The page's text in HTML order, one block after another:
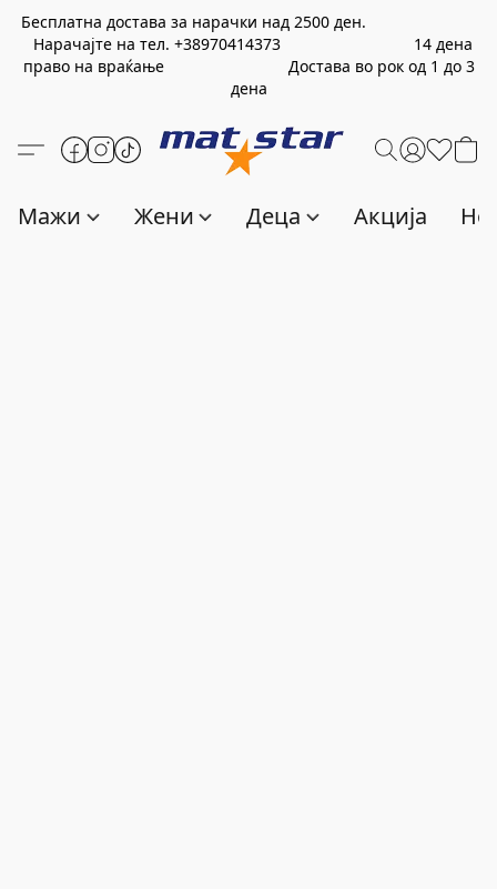
Бесплатна достава за нарачки над 2500 ден.
Нарачајте на тел. +38970414373 14 дена
право на враќање Достава во рок од 1 до 3
дена
Мажи Жени Деца Акција